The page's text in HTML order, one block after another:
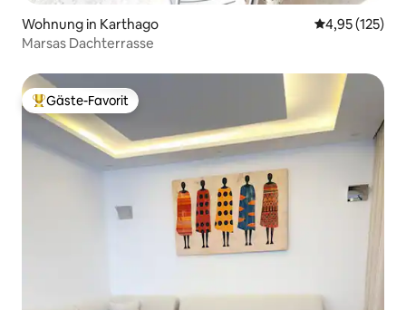
Wohnung in Karthago
4,95 (125)
Marsas Dachterrasse
Beliebter Gäste-Favorit.
Gäste-Favorit